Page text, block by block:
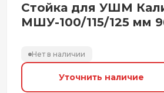
Стойка для УШМ
МШУ-100/115/125 мм
Нет в наличии
Уточнить наличие